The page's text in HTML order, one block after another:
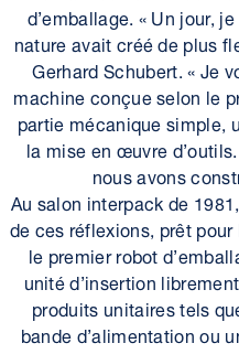
d’emballage. « Un jour,
nature avait créé de plus
Gerhard Schubert. « Je
machine conçue selon le
partie mécanique simple,
la mise en œuvre
nous avons
Au salon interpack de
de ces réflexions, prêt
le premier robot
unité d’insertion
produits unitaires tels
bande d’alimentation ou